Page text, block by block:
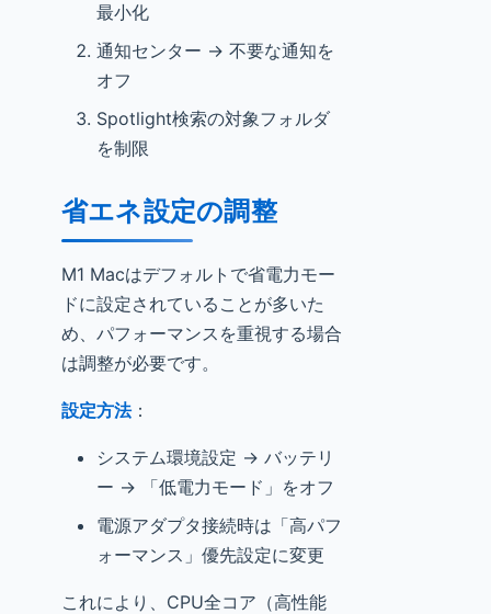
最小化
通知センター → 不要な通知を
オフ
Spotlight検索の対象フォルダ
を制限
省エネ設定の調整
M1 Macはデフォルトで省電力モー
ドに設定されていることが多いた
め、パフォーマンスを重視する場合
は調整が必要です。
設定方法：
システム環境設定 → バッテリ
ー → 「低電力モード」をオフ
電源アダプタ接続時は「高パフ
ォーマンス」優先設定に変更
これにより、CPU全コア（高性能